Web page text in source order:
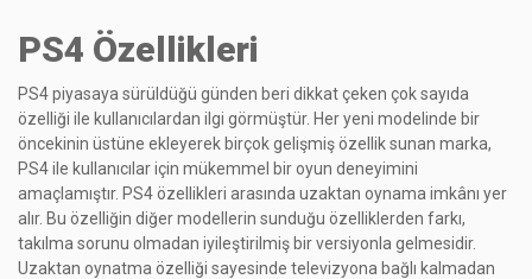
PS4 Özellikleri
PS4 piyasaya sürüldüğü günden beri dikkat çeken çok sayıda
özelliği ile kullanıcılardan ilgi görmüştür. Her yeni modelinde bir
öncekinin üstüne ekleyerek birçok gelişmiş özellik sunan marka,
PS4 ile kullanıcılar için mükemmel bir oyun deneyimini
amaçlamıştır. PS4 özellikleri arasında uzaktan oynama imkânı yer
alır. Bu özelliğin diğer modellerin sunduğu özelliklerden farkı,
takılma sorunu olmadan iyileştirilmiş bir versiyonla gelmesidir.
Uzaktan oynatma özelliği sayesinde televizyona bağlı kalmadan